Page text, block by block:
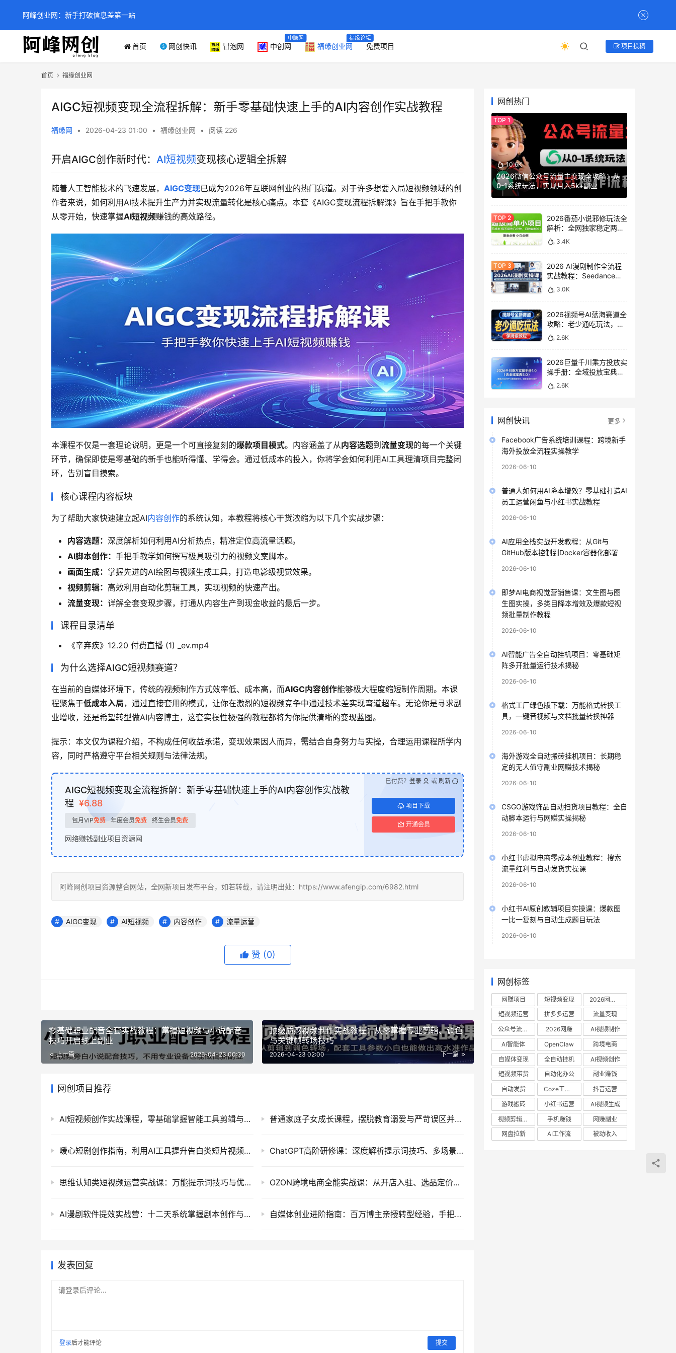
首页 网创快讯 冒泡网 中创网
中赚网
福缘创业网
福缘论坛
免费项目 项目投稿
首页 福缘创业网
AIGC短视频变现全流程拆解：新手零基础快速上手的AI内容创作实战教程
福缘网 • 2026-04-23 01:00 • 福缘创业网 • 阅读 226
开启AIGC创作新时代： AI短视频变现核心逻辑全拆解
随着人工智能技术的飞速发展， AIGC变现已成为2026年互联网创业的热门赛道。对于许多想要入局短视频领域的创
作者来说，如何利用AI技术提升生产力并实现流量转化是核心痛点。本套《AIGC变现流程拆解课》旨在手把手教你
从零开始，快速掌握AI短视频赚钱的高效路径。
本课程不仅是一套理论说明，更是一个可直接复刻的爆款项目模式。内容涵盖了从内容选题到 流量变现的每一个关键
环节，确保即使是零基础的新手也能听得懂、学得会。通过低成本的投入，你将学会如何利用AI工具理清项目完整闭
环，告别盲目摸索。
核心课程内容板块
为了帮助大家快速建立起AI内容创作的系统认知，本教程将核心干货浓缩为以下几个实战步骤：
内容选题： 深度解析如何利用AI分析热点，精准定位高流量话题。
AI脚本创作： 手把手教学如何撰写极具吸引力的视频文案脚本。
画面生成： 掌握先进的AI绘图与视频生成工具，打造电影级视觉效果。
视频剪辑： 高效利用自动化剪辑工具，实现视频的快速产出。
流量变现： 详解全套变现步骤，打通从内容生产到现金收益的最后一步。
课程目录清单
《辛弃疾》12.20 付费直播 (1) _ev.mp4
为什么选择AIGC短视频赛道？
在当前的自媒体环境下，传统的视频制作方式效率低、成本高，而AIGC内容创作能够极大程度缩短制作周期。本课
程聚焦于低成本入局，通过直接套用的模式，让你在激烈的短视频竞争中通过技术差实现弯道超车。无论你是寻求副
业增收，还是希望转型做AI内容博主，这套实操性极强的教程都将为你提供清晰的变现蓝图。
提示：本文仅为课程介绍，不构成任何收益承诺，变现效果因人而异，需结合自身努力与实操，合理运用课程所学内
容，同时严格遵守平台相关规则与法律法规。
AIGC短视频变现全流程拆解：新手零基础快速上手的AI内容创作实战教
程 ¥6.88
包月VIP免费 年度会员免费 终生会员免费
网络赚钱副业项目资源网
项目下载
开通会员
已付费？ 登录 或 刷新
阿峰网创项目资源整合网站，全网新项目发布平台，如若转载，请注明出处：https://www.afengip.com/6982.html
AIGC变现 AI短视频 内容创作 流量运营
赞 (0)
零基础职业配音全套实战教程：掌握短视频与小说配音
技巧开启线上副业
上一篇 2026-04-23 00:30
顶级质感视频制作实战教程：从零掌握专业剪辑、调色
与关键帧转场技巧
下一篇
2026-04-23 02:00
网创项目推荐
AI短视频创作实战课程，零基础掌握智能工具剪辑与短剧口播视频制作技巧 普通家庭子女成长课程，摆脱教育溺爱与严苛误区并引导孩子社会化健康成长
暖心短剧创作指南，利用AI工具提升告白类短片视频镜头把控与实操课程 ChatGPT高阶研修课：深度解析提示词技巧、多场景赋能与AI漫剧创作实战指南
思维认知类短视频运营实战课：万能提示词技巧与优质口播作品制作指南 OZON跨境电商全能实战课：从开店入驻、选品定价到精铺推广的全流程运营指南
AI漫剧软件提效实战营：十二天系统掌握剧本创作与高效制作变现课程 自媒体创业进阶指南：百万博主亲授转型经验，手把手搭建个人OPC系统高效运行课程
发表回复
请登录后评论...
登录后才能评论 提交
网创热门
10.6K
2026微信公众号流量主变现全攻略：从
0-1系统玩法，实现月入5k+副业
2026番茄小说邪修玩法全
解析：全网独家稳定两年
老项目，助你日赚
500+稿费收益
3.4K
2026 AI漫剧制作全流程
实战教程：Seedance
2.0即梦视频生成与小说
授权教学
3.0K
2026视频号AI蓝海赛道全
攻略：老少通吃玩法，零
基础保姆级副业增收教程
2.6K
2026巨量千川乘方投放实
操手册：全域投放宝典
5.0深度解析ROI提升方案
2.6K
网创快讯 更多
Facebook广告系统培训课程：跨境新手
海外投放全流程实操教学
2026-06-10
普通人如何用AI降本增效？零基础打造AI
员工运营闲鱼与小红书实战教程
2026-06-10
AI应用全栈实战开发教程：从Git与
GitHub版本控制到Docker容器化部署
2026-06-10
即梦AI电商视觉营销售课：文生图与图
生图实操，多类目降本增效及爆款短视
频批量制作教程
2026-06-10
AI智能广告全自动挂机项目：零基础矩
阵多开批量运行技术揭秘
2026-06-10
格式工厂绿色版下载：万能格式转换工
具，一键音视频与文档批量转换神器
2026-06-10
海外游戏全自动搬砖挂机项目：长期稳
定的无人值守副业网赚技术揭秘
2026-06-10
CSGO游戏饰品自动扫货项目教程：全自
动脚本运行与网赚实操揭秘
2026-06-10
小红书虚拟电商零成本创业教程：搜索
流量红利与自动发货实操课
2026-06-10
小红书AI原创教辅项目实操课：爆款图
一比一复刻与自动生成题目玩法
2026-06-10
网创标签
网赚项目 短视频变现
2026网赚项目
短视频运营
拼多多运营
流量变现
公众号流量主
2026网赚
AI视频制作
AI智能体
OpenClaw
跨境电商
自媒体变现
全自动挂机
AI视频创作
短视频带货
自动化办公
副业赚钱
自动发货
Coze工作流
抖音运营
游戏搬砖
小红书运营
AI视频生成
视频剪辑教程
手机赚钱
网赚副业
网盘拉新
AI工作流 被动收入
阿峰创业网：新手打破信息差第一站